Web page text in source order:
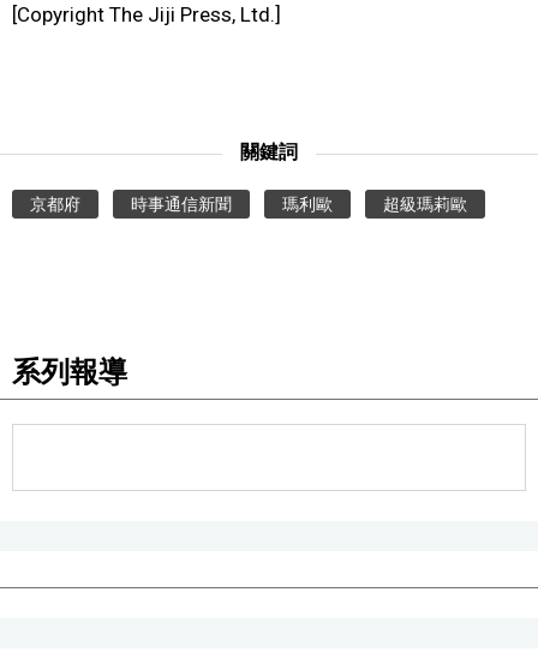
教育
醫療健康
[Copyright The Jiji Press, Ltd.]
關鍵詞
京都府 時事通信新聞 瑪利歐 超級瑪莉歐
系列報導